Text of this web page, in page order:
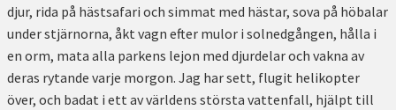
djur, rida på hästsafari och simmat med hästar, sova på höbalar
under stjärnorna, åkt vagn efter mulor i solnedgången, hålla i
en orm, mata alla parkens lejon med djurdelar och vakna av
deras rytande varje morgon. Jag har sett, flugit helikopter
över, och badat i ett av världens största vattenfall, hjälpt till